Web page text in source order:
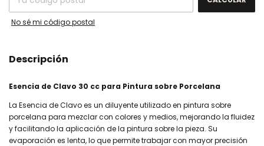
No sé mi código postal
Descripción
Esencia de Clavo 30 cc para Pintura sobre Porcelana
La Esencia de Clavo es un diluyente utilizado en pintura sobre
porcelana para mezclar con colores y medios, mejorando la fluidez
y facilitando la aplicación de la pintura sobre la pieza. Su
evaporación es lenta, lo que permite trabajar con mayor precisión